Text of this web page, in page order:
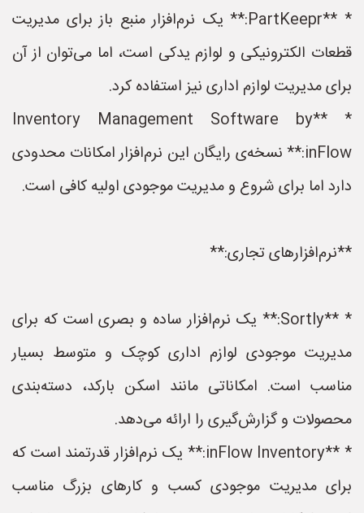
* **PartKeepr:** یک نرم‌افزار منبع باز برای مدیریت
قطعات الکترونیکی و لوازم یدکی است، اما می‌توان از آن
برای مدیریت لوازم اداری نیز استفاده کرد.
* **Inventory Management Software by
inFlow:** نسخه‌ی رایگان این نرم‌افزار امکانات محدودی
دارد اما برای شروع و مدیریت موجودی اولیه کافی است.
**نرم‌افزارهای تجاری:**
* **Sortly:** یک نرم‌افزار ساده و بصری است که برای
مدیریت موجودی لوازم اداری کوچک و متوسط بسیار
مناسب است. امکاناتی مانند اسکن بارکد، دسته‌بندی
محصولات و گزارش‌گیری را ارائه می‌دهد.
* **inFlow Inventory:** یک نرم‌افزار قدرتمند است که
برای مدیریت موجودی کسب و کارهای بزرگ مناسب